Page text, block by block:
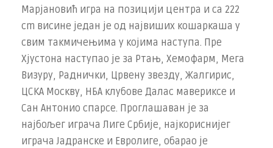
Марјановић игра на позицији центра и са 222
cm висине један је од највиших кошаркаша у
свим такмичењима у којима наступа. Пре
Хјустона наступао је за Ртањ, Хемофарм, Мега
Визуру, Раднички, Црвену звезду, Жалгирис,
ЦСКА Москву, НБА клубове Далас мавериксе и
Сан Антонио спарсе. Проглашаван је за
најбољег играча Лиге Србије, најкориснијег
играча Јадранске и Евролиге, обарао је